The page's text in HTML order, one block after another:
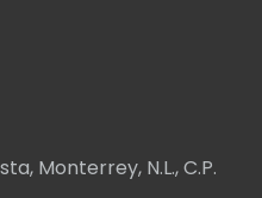
Monterrey, N.L., C.P.